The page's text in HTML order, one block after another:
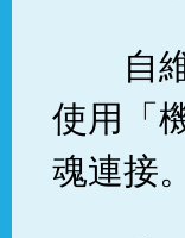
自
使用「
魂連接。